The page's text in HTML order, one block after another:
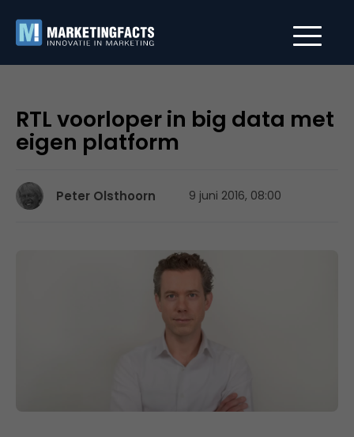
RTL voorloper in big data met
eigen platform
Peter Olsthoorn 9 juni 2016, 08:00